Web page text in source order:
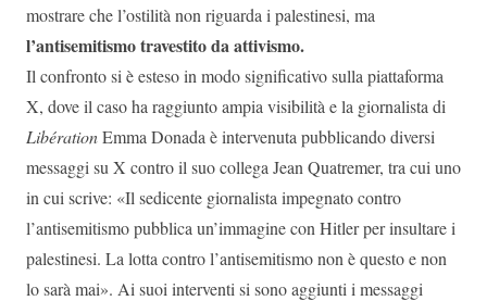
mostrare che l’ostilità non riguarda i palestinesi, ma
l’antisemitismo travestito da attivismo.
Il confronto si è esteso in modo significativo sulla piattaforma
X, dove il caso ha raggiunto ampia visibilità e la giornalista di
LibérationEmma Donada è intervenuta pubblicando diversi
messaggi su X contro il suo collega Jean Quatremer, tra cui uno
in cui scrive: «Il sedicente giornalista impegnato contro
l’antisemitismo pubblica un’immagine con Hitler per insultare i
palestinesi. La lotta contro l’antisemitismo non è questo e non
lo sarà mai». Ai suoi interventi si sono aggiunti i messaggi